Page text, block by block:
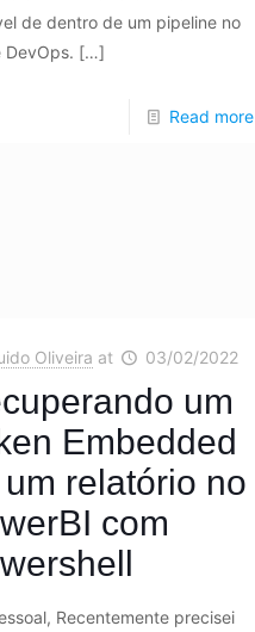
de dentro de um pipeline no
DevOps. […]
Read more
Oliveira at 03/02/2022
um
Embedded
relatório no
com
Recentemente precisei